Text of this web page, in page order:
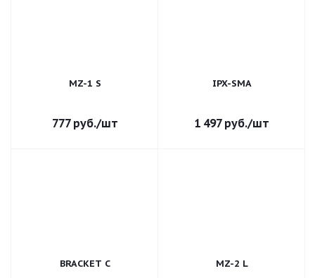
MZ-1 S
777руб./шт
IPX-SMA
1 497руб./шт
BRACKET C MZ-2 L